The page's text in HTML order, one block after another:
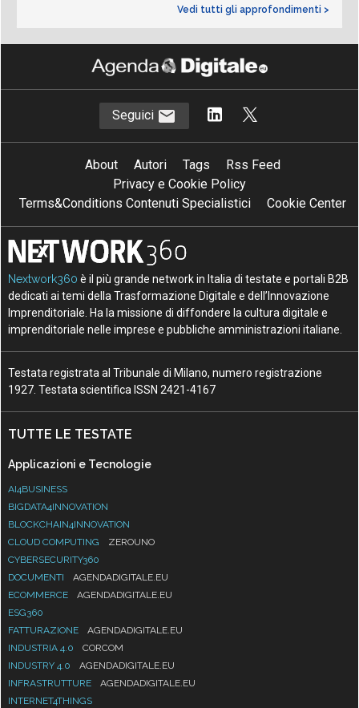
Vedi tutti gli approfondimenti >
Seguici
About Autori Tags
Rss Feed
Privacy e Cookie Policy
Terms&Conditions Contenuti Specialistici
Cookie Center
Nextwork360 è il più grande network in Italia di testate e portali B2B
dedicati ai temi della Trasformazione Digitale e dell’Innovazione
Imprenditoriale. Ha la missione di diffondere la cultura digitale e
imprenditoriale nelle imprese e pubbliche amministrazioni italiane.
Testata registrata al Tribunale di Milano, numero registrazione
1927. Testata scientifica ISSN 2421-4167
TUTTE LE TESTATE
Applicazioni e Tecnologie
AI4BUSINESS
BIGDATA4INNOVATION
BLOCKCHAIN4INNOVATION
CLOUD COMPUTING
ZEROUNO
CYBERSECURITY360
DOCUMENTI
AGENDADIGITALE.EU
ECOMMERCE
AGENDADIGITALE.EU
ESG360
FATTURAZIONE
AGENDADIGITALE.EU
INDUSTRIA 4.0
CORCOM
INDUSTRY 4.0
AGENDADIGITALE.EU
INFRASTRUTTURE
AGENDADIGITALE.EU
INTERNET4THINGS